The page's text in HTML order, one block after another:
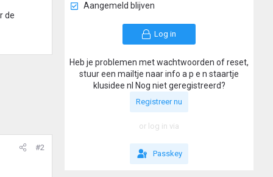
de
#2
Aangemeld blijven
Log in
Heb je problemen met wachtwoorden of reset,
stuur een mailtje naar info a p e n staartje
klusidee nl Nog niet geregistreerd?
Registreer nu
or log in via
Passkey